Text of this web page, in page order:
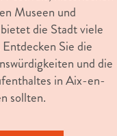
Museen und
die Stadt viele
Sie die
und die
in Aix-en-
sollten.